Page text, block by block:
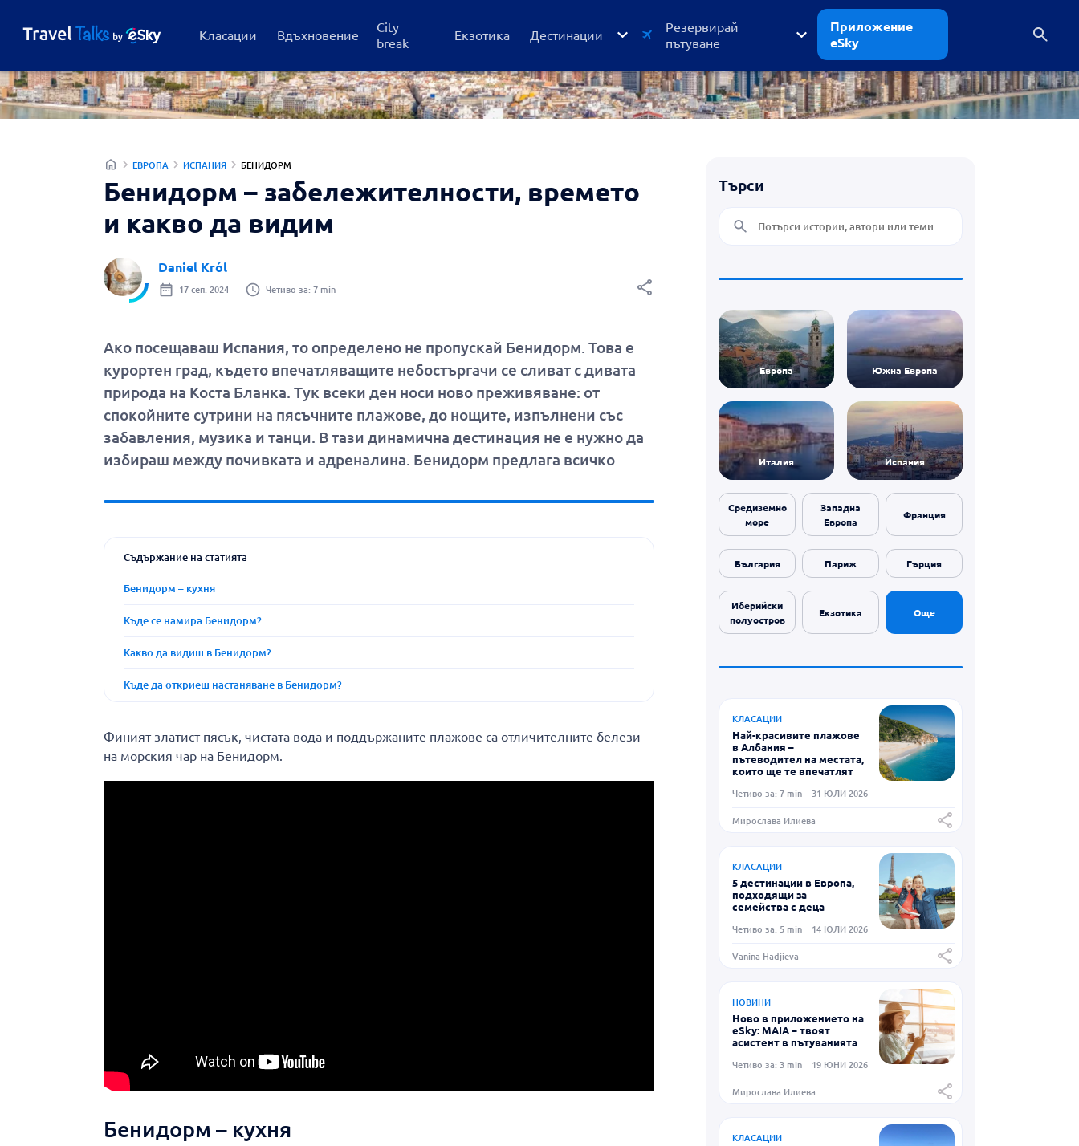
Класации Вдъхновение
City
break
Екзотика Дестинации
Австрия
Гърция
Малдивите
Малта
Обединени арабски емирства
Резервирай
пътуване
Оферти
Приложение
eSky
ЕВРОПА ИСПАНИЯ БЕНИДОРМ
Бенидорм – забележителности, времето
и какво да видим
Daniel Król
17 сеп. 2024 Четиво за: 7 min
Ако посещаваш Испания, то определено не пропускай Бенидорм. Това е
курортен град, където впечатляващите небостъргачи се сливат с дивата
природа на Коста Бланка. Тук всеки ден носи ново преживяване: от
спокойните сутрини на пясъчните плажове, до нощите, изпълнени със
забавления, музика и танци. В тази динамична дестинация не е нужно да
избираш между почивката и адреналина. Бенидорм предлага всичко
Съдържание на статията
Бенидорм – кухня
Къде се намира Бенидорм?
Какво да видиш в Бенидорм?
Къде да откриеш настаняване в Бенидорм?
Финият златист пясък, чистата вода и поддържаните плажове са отличителните белези
на морския чар на Бенидорм.
Бенидорм – кухня
Търси
Европа Южна Европа
Италия Испания
Средиземно
море
Западна
Европа
Франция
България Париж Гърция
Иберийски
полуостров
Екзотика Още
КЛАСАЦИИ
Най-красивите плажове
в Албания –
пътеводител на местата,
които ще те впечатлят
Четиво за: 7 min
31 ЮЛИ 2026
Мирослава Илиева
КЛАСАЦИИ
5 дестинации в Европа,
подходящи за
семейства с деца
Четиво за: 5 min
14 ЮЛИ 2026
Vanina Hadjieva
НОВИНИ
Ново в приложението на
eSky: MAIA – твоят
асистент в пътуванията
Четиво за: 3 min
19 ЮНИ 2026
Мирослава Илиева
КЛАСАЦИИ